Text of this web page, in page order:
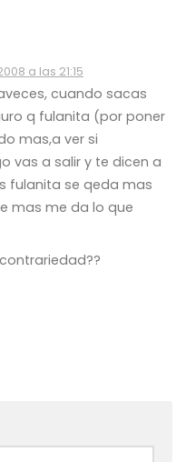
a las 21:15
cuando sacas
q fulanita (por poner
mas,a ver si
vas a salir y te dicen a
fulanita se qeda mas
mas me da lo que